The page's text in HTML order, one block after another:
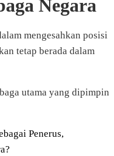
Negara
mengesahkan posisi
tetap berada dalam
utama yang dipimpin
Penerus,